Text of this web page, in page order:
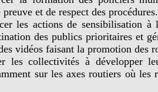
et de respect des procédures.
les actions de sensibilisation à
des publics prioritaires et
vidéos faisant la promotion des
les collectivités à développer
sur les axes routiers où les